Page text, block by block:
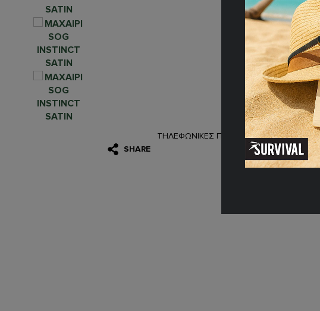
SHARE
ΤΗΛΕΦΩΝΙΚΕΣ ΠΑΡΑΓΓΕΛΙΕΣ210
(08:00-16:00)